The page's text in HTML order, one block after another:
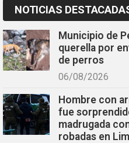
NOTICIAS
Municipio de
querella por
de perros
06/08/2026
Hombre con
fue
madrugada
robadas en